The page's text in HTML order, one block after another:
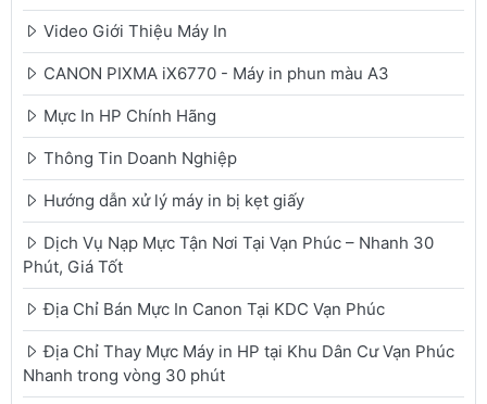
Video Giới Thiệu Máy In
CANON PIXMA iX6770 - Máy in phun màu A3
Mực In HP Chính Hãng
Thông Tin Doanh Nghiệp
Hướng dẫn xử lý máy in bị kẹt giấy
Dịch Vụ Nạp Mực Tận Nơi Tại Vạn Phúc – Nhanh 30
Phút, Giá Tốt
Địa Chỉ Bán Mực In Canon Tại KDC Vạn Phúc
Địa Chỉ Thay Mực Máy in HP tại Khu Dân Cư Vạn Phúc
Nhanh trong vòng 30 phút